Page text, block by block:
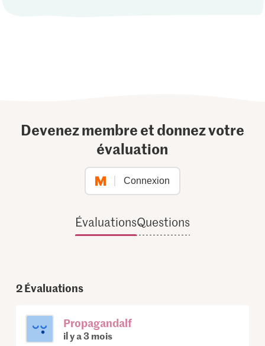
Devenez membre et donnez votre
évaluation
Connexion
ÉvaluationsQuestions
2Évaluations
Propagandalf
il y a 3 mois